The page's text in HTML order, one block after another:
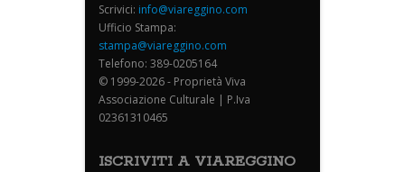
Scrivici: info@viareggino.com
Ufficio Stampa:
stampa@viareggino.com
Telefono: 389-0205164
© 1999-2026 - Proprietà Viva
Associazione Culturale | P.Iva
02361310465
ISCRIVITI A VIAREGGINO